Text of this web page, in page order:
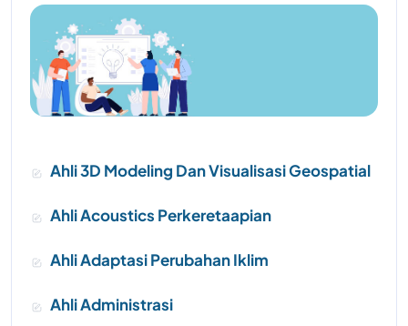
Ahli 3D Modeling Dan Visualisasi Geospatial
Ahli Acoustics Perkeretaapian
Ahli Adaptasi Perubahan Iklim
Ahli Administrasi